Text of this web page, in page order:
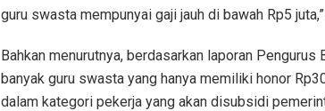
guru swasta mempunyai gaji jauh di bawah Rp5
Bahkan menurutnya, berdasarkan laporan
banyak guru swasta yang hanya memiliki honor
dalam kategori pekerja yang akan disubsidi